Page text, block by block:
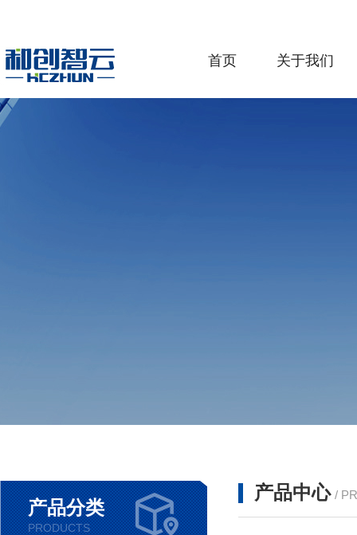
首页 关于我们
产品分类
PRODUCTS
产品中心 /